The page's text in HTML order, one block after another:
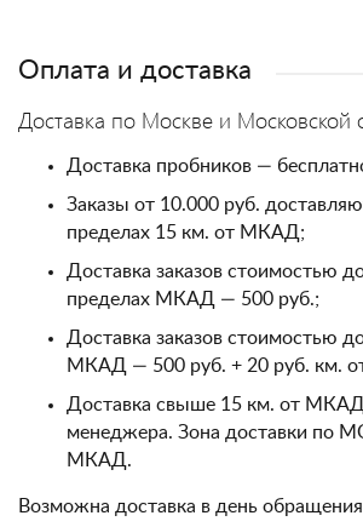
Оплата и доставка
Доставка по Москве и Московской
Доставка пробников —
Заказы от 10.000 руб.
пределах 15 км. от МКАД;
Доставка заказов стоимостью
пределах МКАД — 500 руб.;
Доставка заказов стоимостью
МКАД — 500 руб. + 20 руб. км.
Доставка свыше 15 км. от МКАД
менеджера. Зона доставки по
МКАД.
Возможна доставка в день